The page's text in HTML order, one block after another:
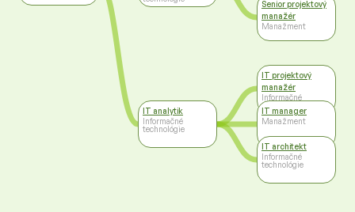
IT analytik
Informačné
technológie
Senior projektový
manažér
Manažment
IT projektový
manažér
Informačné
technológie
IT manager
Manažment
IT architekt
Informačné
technológie